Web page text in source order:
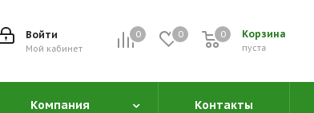
0 0 Корзина
0
пуста
0
Войти
Мой кабинет
Компания Контакты